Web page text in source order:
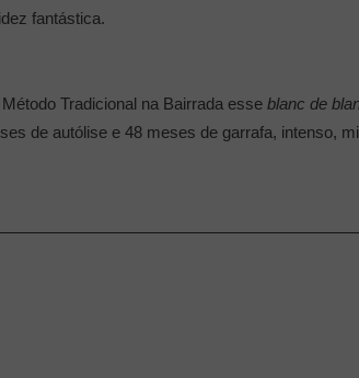
fantástica.
Tradicional na Bairrada esse blanc de
de autólise e 48 meses de garrafa, intenso,